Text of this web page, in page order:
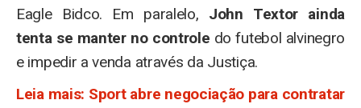
Eagle Bidco. Em paralelo, John Textor ainda
tenta se manter no controle do futebol alvinegro
e impedir a venda através da Justiça.
Leia mais: Sport abre negociação para contratar